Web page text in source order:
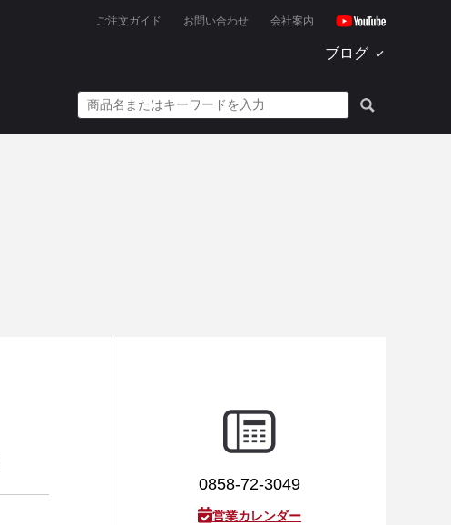
ご注文ガイド お問い合わせ 会社案内
ブログ
0858-72-3049
営業カレンダー